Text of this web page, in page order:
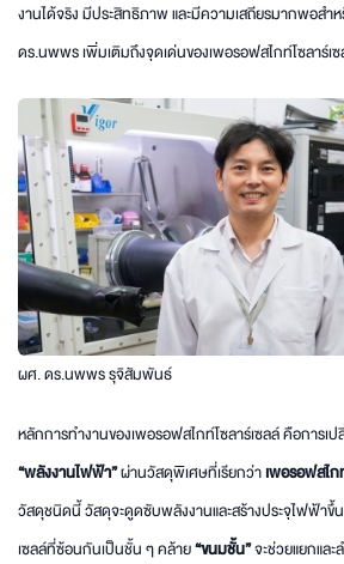
งานได้จริง มีประสิทธิภาพ และมีความเสถียรมากพอส
ดร.นพพร เพิ่มเติมถึงจุดเด่นของเพอรอฟสไกท์โซลาร์เ
ผศ. ดร.นพพร รุจิสัมพันธ์
หลักการทำงานของเพอรอฟสไกท์โซลาร์เซลล์ คือการเป
“พลังงานไฟฟ้า”ผ่านวัสดุพิเศษที่เรียกว่าเพอรอฟสไ
วัสดุชนิดนี้ วัสดุจะดูดซับพลังงานและสร้างประจุไฟฟ้าขึ้
เซลล์ที่ซ้อนกันเป็นชั้น ๆ คล้าย“ขนมชั้น”จะช่วยแยกและ